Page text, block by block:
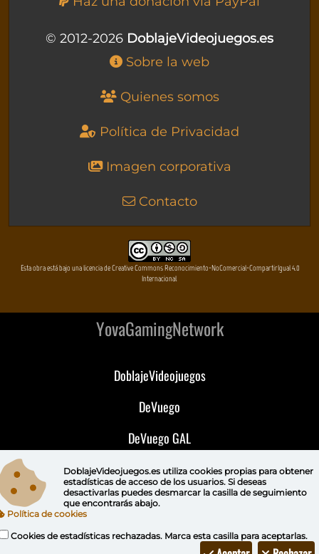
© 2012-2026 DoblajeVideojuegos.es
Sobre la web
Quienes somos
Política de Privacidad
Imagen corporativa
Contacto
Esta obra está bajo una licencia de Creative Commons Reconocimiento-NoComercial-CompartirIgual 4.0
Internacional
YovaGamingNetwork
DoblajeVideojuegos
DeVuego
DeVuego GAL
DeVuego LATAM
DeVuego Portugal
DoblajeVideojuegos.es utiliza cookies propiaspara obtener
estadísticas de acceso de los usuarios. Si deseas
desactivarlas puedes desmarcar la casilla de seguimiento
que encontrarás abajo.
Política de cookies
Cookies de estadísticas rechazadas. Marca esta casilla para aceptarlas.